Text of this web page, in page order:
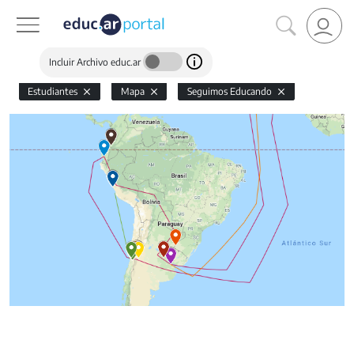
Incluir Archivo educ.ar
Estudiantes Mapa Seguimos Educando